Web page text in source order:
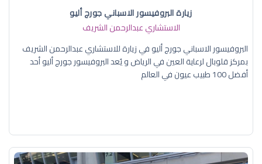
زيارة البروفيسور الاسباني جورج أليو
الاستشاري عبدالرحمن الشريف
البروفيسور الاسباني جورج أليو في زيارة للاستشاري عبدالرحمن الشريف
بمركز قلوبال لرعاية العين في الرياض و يُعد البروفيسور جورج أليو أحد
أفضل 100 طبيب عيون في العالم